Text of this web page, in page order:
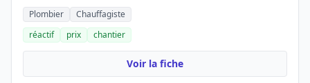
Plombier
Chauffagiste
réactif
prix chantier
Voir la fiche